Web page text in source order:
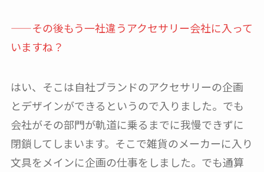
——その後もう一社違うアクセサリー会社に入って
いますね？
はい、そこは自社ブランドのアクセサリーの企画
とデザインができるというので入りました。でも
会社がその部門が軌道に乗るまでに我慢できずに
閉鎖してしまいます。そこで雑貨のメーカーに入り
文具をメインに企画の仕事をしました。でも通算